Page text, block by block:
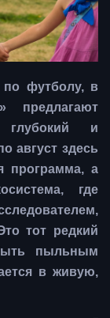
футболу, в
предлагают
глубокий и
август здесь
программа, а
где
тот редкий
пыльным
в живую,